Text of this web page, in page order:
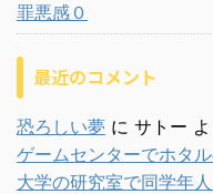
罪悪感０
最近のコメント
恐ろしい夢 に サトー
ゲームセンターでホタル
大学の研究室で同学年